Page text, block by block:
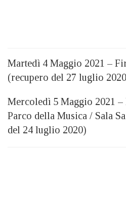
Martedì 4 Maggio 2021 –
(recupero del 27 luglio
Mercoledì 5 Maggio 2021
Parco della Musica / Sala
del 24 luglio 2020)